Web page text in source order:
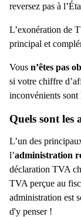
reversez pas à
L’exonération de
principal et
Vous n’êtes pas
si votre chiffre
inconvénients sont
Quels sont les
L’un des
l’administration
déclaration TVA
TVA perçue au
administration est
d'y penser !